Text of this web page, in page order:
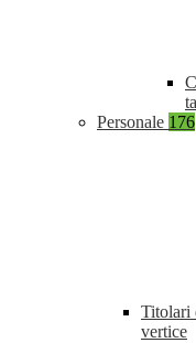
Personale 176
Titolari
vertice